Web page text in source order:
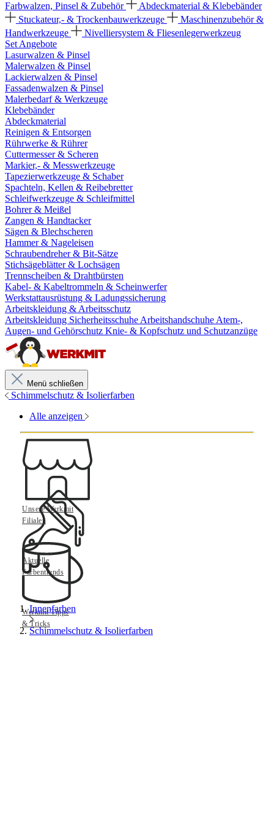
Farbwalzen, Pinsel & Zubehör
Abdeckmaterial & Klebebänder
Stuckateur,- & Trockenbauwerkzeuge
Maschinenzubehör &
Handwerkzeuge
Nivelliersystem & Fliesenlegerwerkzeug
Set Angebote
Lasurwalzen & Pinsel
Malerwalzen & Pinsel
Lackierwalzen & Pinsel
Fassadenwalzen & Pinsel
Malerbedarf & Werkzeuge
Klebebänder
Abdeckmaterial
Reinigen & Entsorgen
Rührwerke & Rührer
Cuttermesser & Scheren
Markier,- & Messwerkzeuge
Tapezierwerkzeuge & Schaber
Spachteln, Kellen & Reibebretter
Schleifwerkzeuge & Schleifmittel
Bohrer & Meißel
Zangen & Handtacker
Sägen & Blechscheren
Hammer & Nageleisen
Schraubendreher & Bit-Sätze
Stichsägeblätter & Lochsägen
Trennscheiben & Drahtbürsten
Kabel- & Kabeltrommeln & Scheinwerfer
Werkstattausrüstung & Ladungssicherung
Arbeitskleidung & Arbeitsschutz
Arbeitskleidung Sicherheitsschuhe Arbeitshandschuhe Atem-,
Augen- und Gehörschutz Knie- & Kopfschutz und Schutzanzüge
Menü schließen
Schimmelschutz & Isolierfarben
Alle anzeigen
Unsere Werkmit
Filialen
Aktuelle
Farbentrends
Werkmit Tipps
& Tricks
Innenfarben
Schimmelschutz & Isolierfarben